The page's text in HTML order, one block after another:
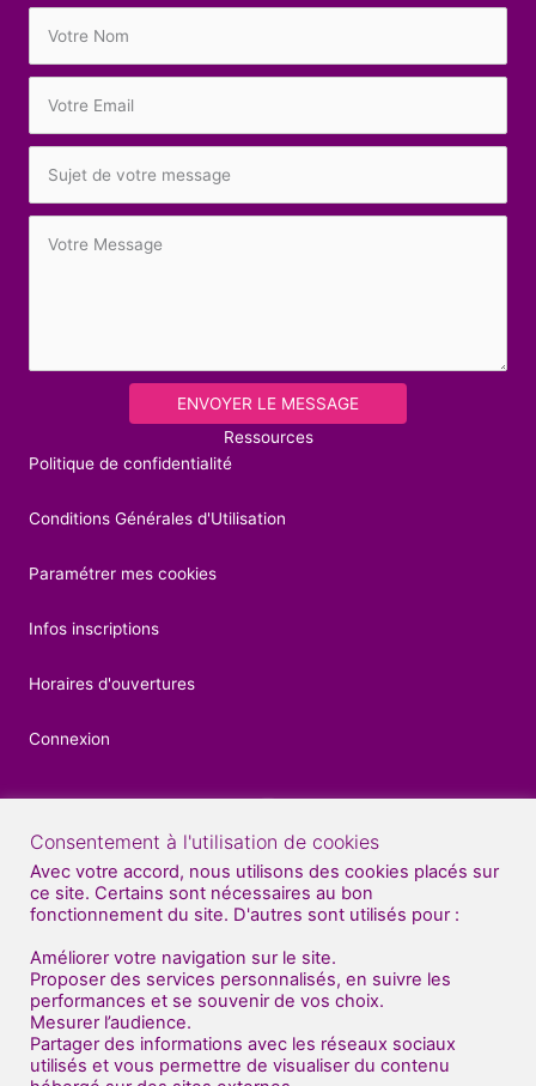
ENVOYER LE MESSAGE
Ressources
Politique de confidentialité
Conditions Générales d'Utilisation
Paramétrer mes cookies
Infos inscriptions
Horaires d'ouvertures
Connexion
Contacts
04 92 52 27 56
07 81 70 70 71
Nous venons de déménager au sud de Gap
(en face de BUT : bâtiment "Dart Plast" )
Centre Artistique Impulse
Consentement à l'utilisation de cookies
Avec votre accord, nous utilisons des cookies placés sur
ce site. Certains sont nécessaires au bon
fonctionnement du site. D'autres sont utilisés pour :
Améliorer votre navigation sur le site.
Proposer des services personnalisés, en suivre les
performances et se souvenir de vos choix.
Mesurer l’audience.
Partager des informations avec les réseaux sociaux
utilisés et vous permettre de visualiser du contenu